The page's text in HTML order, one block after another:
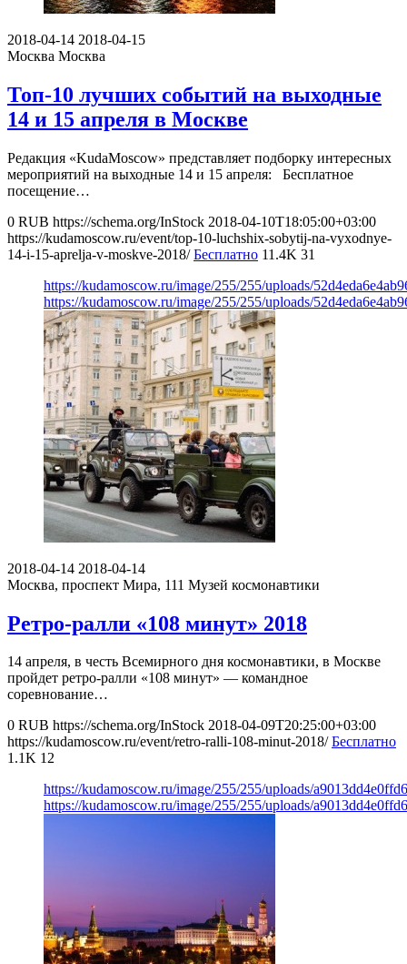
2018-04-14 2018-04-15
Москва Москва
Топ-10 лучших событий на выходные
14 и 15 апреля в Москве
Редакция «KudaMoscow» представляет подборку интересных
мероприятий на выходные 14 и 15 апреля: Бесплатное
посещение…
0 RUB https://schema.org/InStock 2018-04-10T18:05:00+03:00
https://kudamoscow.ru/event/top-10-luchshix-sobytij-na-vyxodnye-
14-i-15-aprelja-v-moskve-2018/ Бесплатно 11.4K 31
https://kudamoscow.ru/image/255/255/uploads/
https://kudamoscow.ru/image/255/255/uploads/
2018-04-14 2018-04-14
Москва, проспект Мира, 111 Музей космонавтики
Ретро-ралли «108 минут» 2018
14 апреля, в честь Всемирного дня космонавтики, в Москве
пройдет ретро-ралли «108 минут» — командное
соревнование…
0 RUB https://schema.org/InStock 2018-04-09T20:25:00+03:00
https://kudamoscow.ru/event/retro-ralli-108-minut-2018/ Бесплатно
1.1K 12
https://kudamoscow.ru/image/255/255/uploads/
https://kudamoscow.ru/image/255/255/uploads/